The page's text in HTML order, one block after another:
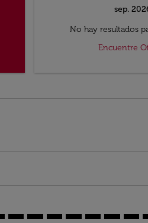
sep.
No hay resultados
Encuentre
DXB–BNA: cmp-
DXB–BNA: